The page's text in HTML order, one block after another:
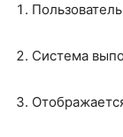
Система